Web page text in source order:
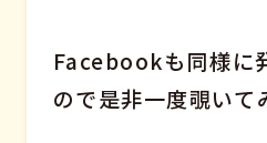
Facebookも同様に
ので是非一度覗い